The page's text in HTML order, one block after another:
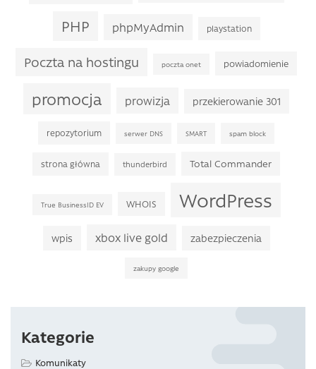
PHP phpMyAdmin playstation
Poczta na hostingu poczta onet powiadomienie
promocja prowizja przekierowanie 301
repozytorium serwer DNS SMART spam block
strona główna thunderbird Total Commander
True BusinessID EV WHOIS WordPress
wpis xbox live gold zabezpieczenia
zakupy google
Kategorie
Komunikaty